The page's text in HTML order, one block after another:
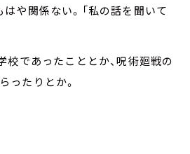
はや関係ない。「私の話を聞いて
校であったこととか、呪術廻戦の
ったりとか。